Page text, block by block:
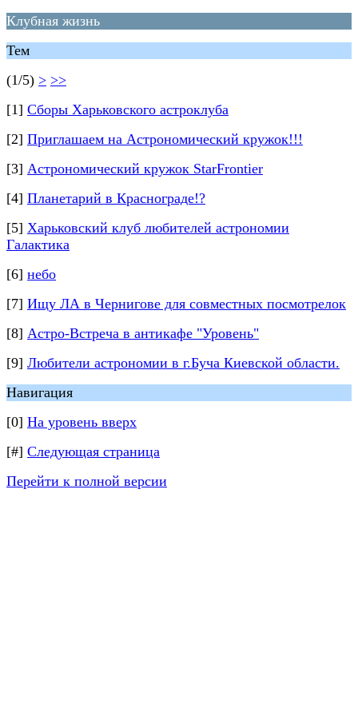
Клубная жизнь
Тем
(1/5) > >>
[1] Сборы Харьковского астроклуба
[2] Приглашаем на Астрономический кружок!!!
[3] Астрономический кружок StarFrontier
[4] Планетарий в Краснограде!?
[5] Харьковский клуб любителей астрономии
Галактика
[6] небо
[7] Ищу ЛА в Чернигове для совместных посмотрелок
[8] Астро-Встреча в антикафе "Уровень"
[9] Любители астрономии в г.Буча Киевской области.
Навигация
[0] На уровень вверх
[#] Следующая страница
Перейти к полной версии